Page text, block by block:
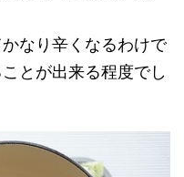
なり辛くなるわけで
とが出来る程度でし